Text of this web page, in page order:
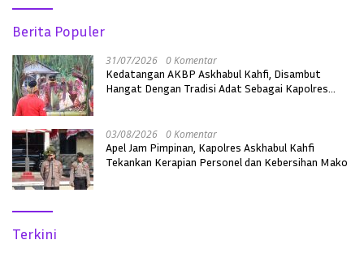
Berita Populer
31/07/2026 0 Komentar
Kedatangan AKBP Askhabul Kahfi, Disambut
Hangat Dengan Tradisi Adat Sebagai Kapolres
03/08/2026 0 Komentar
Apel Jam Pimpinan, Kapolres Askhabul Kahfi
Tekankan Kerapian Personel dan Kebersihan Mako
Terkini